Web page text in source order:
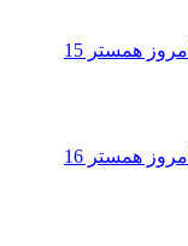
کارت همستر ۱۵ شهریور جدید – کارت های امروز همستر 15
کارت همستر ۱۶ شهریور جدید – کارت های امروز همستر 16